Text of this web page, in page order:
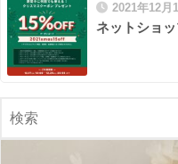
2021年12月
ネットショ